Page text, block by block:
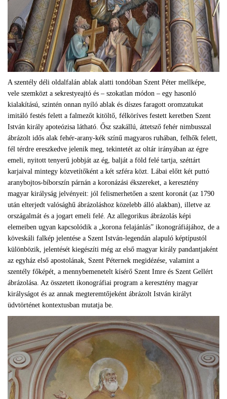
A szentély déli oldalfalán ablak alatti tondóban Szent Péter mellképe,
vele szemközt a sekrestyeajtó és – szokatlan módon – egy hasonló
kialakítású, szintén onnan nyíló ablak és díszes faragott oromzatukat
imitáló festés felett a falmezőt kitöltő, félköríves festett keretben Szent
István király apoteózisa látható. Ősz szakállú, áttetsző fehér nimbusszal
ábrázolt idős alak fehér-arany-kék színű magyaros ruhában, felhők felett,
fél térdre ereszkedve jelenik meg, tekintetét az oltár irányában az égre
emeli, nyitott tenyerű jobbját az ég, balját a föld felé tartja, széttárt
karjaival mintegy közvetítőként a két szféra közt. Lábai előtt két puttó
aranybojtos-bíborszín párnán a koronázási ékszereket, a keresztény
magyar királyság jelvényeit: jól felismerhetően a szent koronát (az 1790
után elterjedt valósághű ábrázoláshoz közelebb álló alakban), illetve az
országalmát és a jogart emeli felé. Az allegorikus ábrázolás képi
elemeiben ugyan kapcsolódik a „korona felajánlás” ikonográfiájához, de a
köveskáli falkép jelentése a Szent István-legendán alapuló képtípustól
különbözik, jelentését kiegészíti még az első magyar király pandantjaként
az egyház első apostolának, Szent Péternek megidézése, valamint a
szentély főképét, a mennybemenetelt kísérő Szent Imre és Szent Gellért
ábrázolása. Az összetett ikonográfiai program a keresztény magyar
királyságot és az annak megteremtőjeként ábrázolt István királyt
üdvtörténet kontextusban mutatja be.